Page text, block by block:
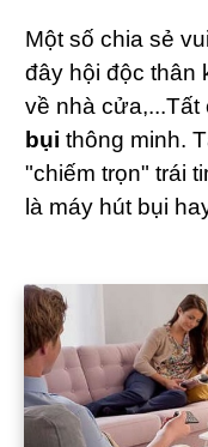
Một số chia sẻ
đây hội độc thân
về nhà cửa,...Tất
bụi thông minh.
"chiếm trọn" trái
là máy hút bụi